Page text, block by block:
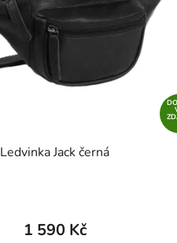
Ledvinka Jack černá
1 590 Kč